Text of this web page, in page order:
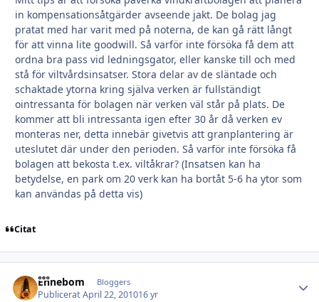
in kompensationsåtgärder avseende jakt. De bolag jag
pratat med har varit med på noterna, de kan gå rätt långt
för att vinna lite goodwill. Så varför inte försöka få dem att
ordna bra pass vid ledningsgator, eller kanske till och med
stå för viltvårdsinsatser. Stora delar av de släntade och
schaktade ytorna kring själva verken är fullständigt
ointressanta för bolagen när verken väl står på plats. De
kommer att bli intressanta igen efter 30 år då verken ev
monteras ner, detta innebär givetvis att granplantering är
uteslutet där under den perioden. Så varför inte försöka få
bolagen att bekosta t.ex. viltåkrar? (Insatsen kan ha
betydelse, en park om 20 verk kan ha bortåt 5-6 ha ytor som
kan användas på detta vis)
Citat
Ehnebom Bloggers
PubliceratApril 22, 201016 yr